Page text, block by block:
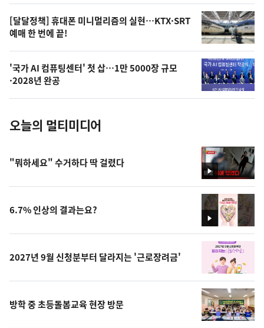
오
늘
의
사
진
[달달정책] 휴대폰 미니멀리즘의 실현…KTX·SRT
예매 한 번에 끝!
'국가 AI 컴퓨팅센터' 첫 삽…1만 5000장 규모
·2028년 완공
오늘의 멀티미디어
영
상
"뭐하세요" 수거하다 딱 걸렸다
영
상
6.7% 인상의 결과는요?
2027년 9월 신청분부터 달라지는 '근로장려금'
방학 중 초등돌봄교육 현장 방문